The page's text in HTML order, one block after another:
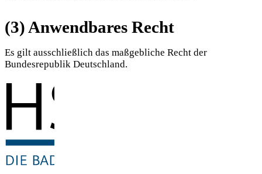
(3) Anwendbares Recht
Es gilt ausschließlich das maßgebliche Recht der
Bundesrepublik Deutschland.